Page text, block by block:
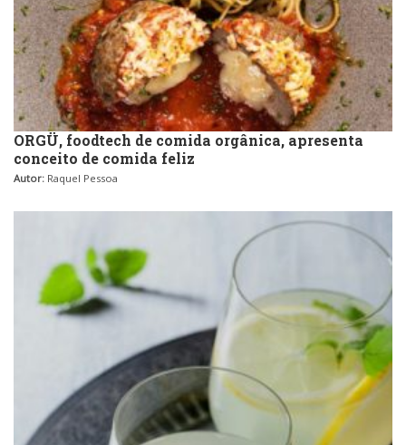
ORGÜ, foodtech de comida orgânica, apresenta
conceito de comida feliz
Autor: Raquel Pessoa